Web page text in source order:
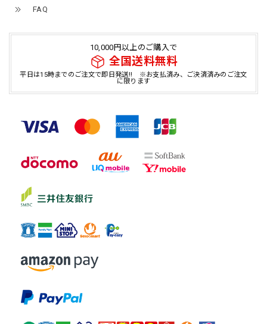
FAQ
10,000円以上のご購入で
全国送料無料
平日は15時までのご注文で即日発送!! ※お支払済み、ご決済済みのご注文
に限ります